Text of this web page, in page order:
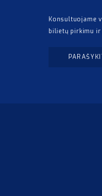
Konsultuojame
bilietų pirkimu ir